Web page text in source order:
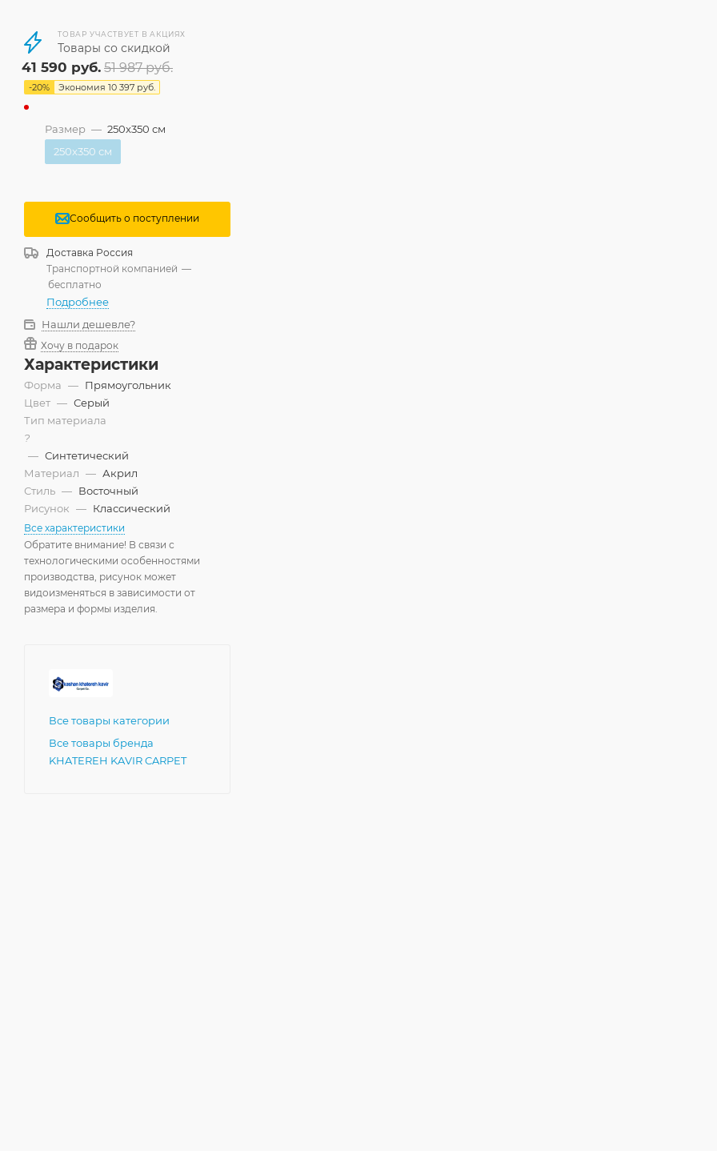
ТОВАР УЧАСТВУЕТ В АКЦИЯХ
Товары со скидкой
41 590 руб. 51 987руб.
-20% Экономия 10 397 руб.
Размер — 250x350 см
250x350 см
Сообщить о поступлении
Доставка Россия
Транспортной компанией —
бесплатно
Подробнее
Нашли дешевле?
Хочу в подарок
Характеристики
Форма — Прямоугольник
Цвет — Серый
Тип материала
?
— Синтетический
Материал — Акрил
Стиль — Восточный
Рисунок — Классический
Все характеристики
Обратите внимание! В связи с
технологическими особенностями
производства, рисунок может
видоизменяться в зависимости от
размера и формы изделия.
Все товары категории
Все товары бренда
KHATEREH KAVIR CARPET